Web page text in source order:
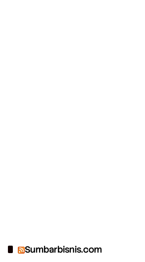
Sumbarbisnis.com